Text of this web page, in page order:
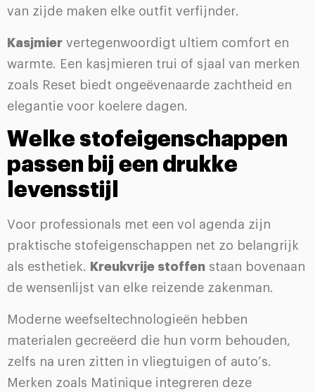
van zijde maken elke outfit verfijnder.
Kasjmier vertegenwoordigt ultiem comfort en
warmte. Een kasjmieren trui of sjaal van merken
zoals Reset biedt ongeëvenaarde zachtheid en
elegantie voor koelere dagen.
Welke stofeigenschappen
passen bij een drukke
levensstijl
Voor professionals met een vol agenda zijn
praktische stofeigenschappen net zo belangrijk
als esthetiek.
Kreukvrije stoffen staan bovenaan
de wensenlijst van elke reizende zakenman.
Moderne weefseltechnologieën hebben
materialen gecreëerd die hun vorm behouden,
zelfs na uren zitten in vliegtuigen of auto’s.
Merken zoals Matinique integreren deze